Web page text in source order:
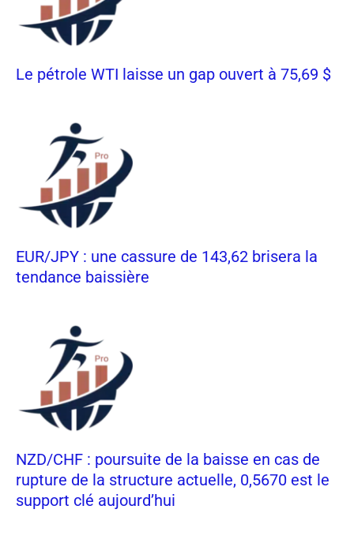
Le pétrole WTI laisse un gap ouvert à 75,69 $
EUR/JPY : une cassure de 143,62 brisera la
tendance baissière
NZD/CHF : poursuite de la baisse en cas de
rupture de la structure actuelle, 0,5670 est le
support clé aujourd’hui